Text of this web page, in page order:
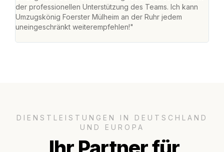
der professionellen Unterstützung des Teams. Ich kann
Umzugskönig Foerster Mülheim an der Ruhr jedem
uneingeschränkt weiterempfehlen!"
DIENSTLEISTUNGEN IN DEUTSCHLAND
UND EUROPA